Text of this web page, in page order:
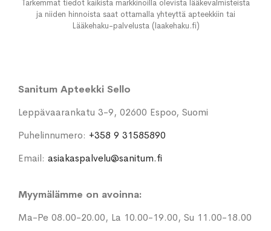
Tarkemmat tiedot kaikista markkinoilla olevista lääkevalmisteista
ja niiden hinnoista saat ottamalla yhteyttä apteekkiin tai
Lääkehaku-palvelusta (laakehaku.fi)
Sanitum Apteekki Sello
Leppävaarankatu 3-9, 02600 Espoo, Suomi
Puhelinnumero: +358 9 31585890
Email: asiakaspalvelu@sanitum.fi
Myymälämme on avoinna:
Ma-Pe 08.00-20.00, La 10.00-19.00, Su 11.00-18.00